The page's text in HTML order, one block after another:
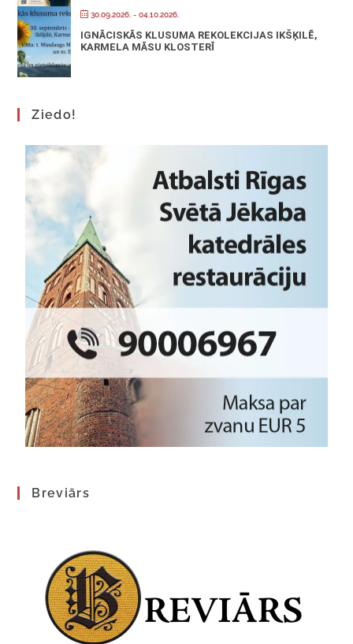
30.09.2026. - 04.10.2026.
IGNĀCISKĀS KLUSUMA REKOLEKCIJAS IKŠĶILĒ,
KARMELA MĀSU KLOSTERĪ
Ziedo!
Breviārs